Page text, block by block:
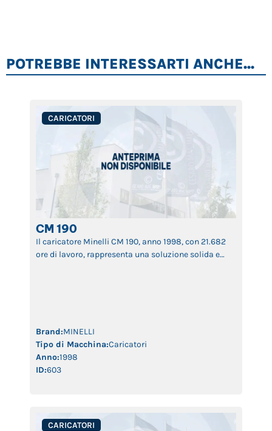
POTREBBE INTERESSARTI ANCHE...
CARICATORI
CM 190
Il caricatore Minelli CM 190, anno 1998, con 21.682
ore di lavoro, rappresenta una soluzione solida e
selezione e revisione di […]
Brand:MINELLI
Tipo di Macchina:Caricatori
Anno:1998
ID:603
CARICATORI